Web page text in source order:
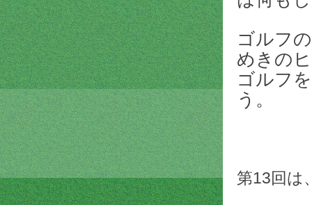
ゴルフ
めきの
ゴルフ
う。
第13回は